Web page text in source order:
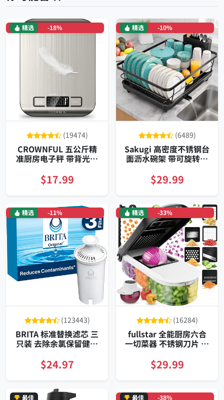
-18%
精选
(19474)
CROWNFUL 五公斤精
准厨房电子秤 带背光去
紧凑
$17.99
-10%
精选
(6489)
Sakugi 高密度不锈钢台
面沥水碗架 带可旋转排
安装
$29.99
-11%
精选
(123443)
BRITA 标准替换滤芯 三
只装 去除余氯保留健康
$24.97
-33%
精选
(16284)
fullstar 全能厨房六合
一切菜器 不锈钢刀片 带
防滑底座
$29.99
最佳 -38%
最佳